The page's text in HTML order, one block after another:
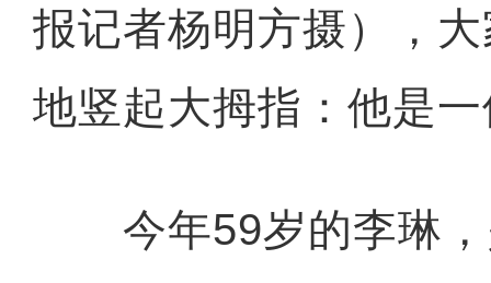
报记者杨明方摄），
地竖起大拇指：他是
今年59岁的李琳，